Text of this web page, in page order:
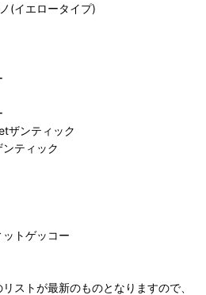
(イエロータイプ)
ザンティック
ティック
トゲッコー
ストが最新のものとなりますので、